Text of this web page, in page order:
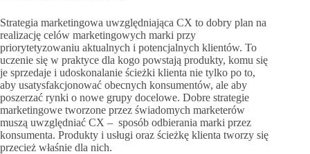
Strategia marketingowa uwzględniająca CX to dobry plan na
realizację celów marketingowych marki przy
priorytetyzowaniu aktualnych i potencjalnych klientów. To
uczenie się w praktyce dla kogo powstają produkty, komu się
je sprzedaje i udoskonalanie ścieżki klienta nie tylko po to,
aby usatysfakcjonować obecnych konsumentów, ale aby
poszerzać rynki o nowe grupy docelowe. Dobre strategie
marketingowe tworzone przez świadomych marketerów
muszą uwzględniać CX – sposób odbierania marki przez
konsumenta. Produkty i usługi oraz ścieżkę klienta tworzy się
przecież właśnie dla nich.